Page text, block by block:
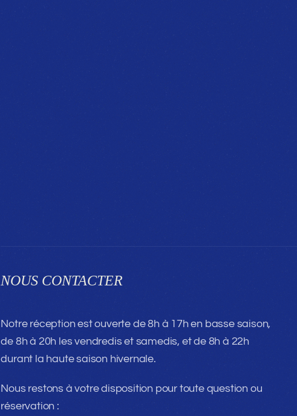
NOUS CONTACTER
Notre réception est ouverte de 8h à 17h en basse saison,
de 8h à 20h les vendredis et samedis, et de 8h à 22h
durant la haute saison hivernale.
Nous restons à votre disposition pour toute question ou
réservation :